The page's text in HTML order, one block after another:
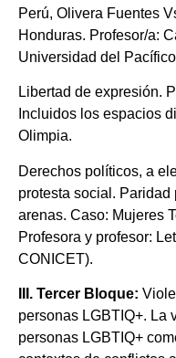
Perú, Olivera Fuentes
Honduras. Profesor/a:
Universidad del
Libertad de expresión.
Incluidos los espacios
Olimpia.
Derechos políticos, a
protesta social.
arenas. Caso: Mujeres
Profesora y profesor:
CONICET).
III. Tercer Bloque:
personas LGBTIQ+. La
personas LGBTIQ+